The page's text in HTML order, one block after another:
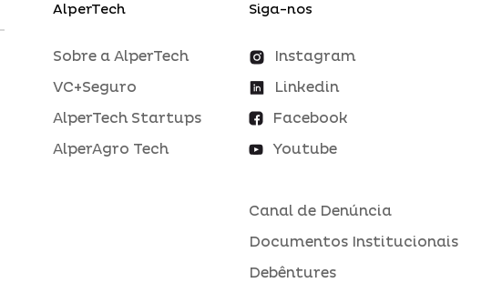
AlperTech
Sobre a AlperTech
VC+Seguro
AlperTech Startups
AlperAgro Tech
Siga-nos
Instagram
Linkedin
Facebook
Youtube
Canal de Denúncia
Documentos Institucionais
Debêntures